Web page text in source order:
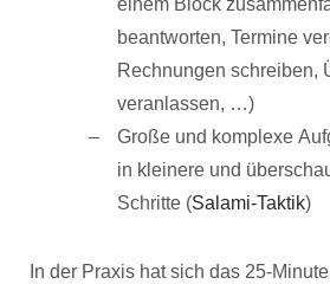
einem Block
beantworten, Termine
Rechnungen schreiben,
veranlassen, …)
Große und komplexe
in kleinere und
Schritte (Salami-Taktik)
In der Praxis hat sich das 25-